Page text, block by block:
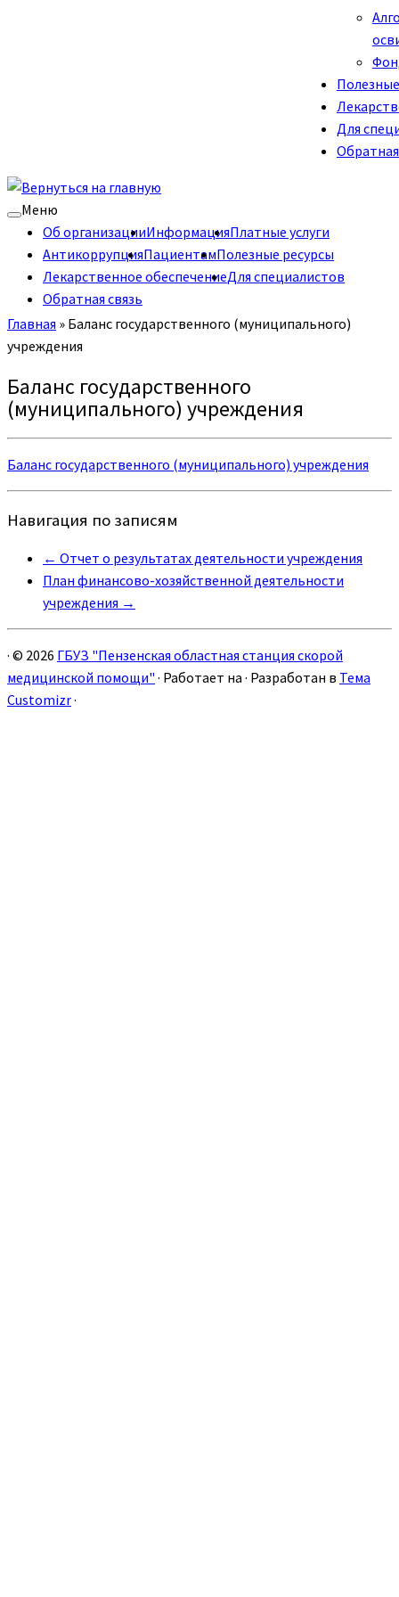
Для
Меню
Об организацииИнформацияПлатные услуги
АнтикоррупцияПациентамПолезные ресурсы
Лекарственное обеспечениеДля специалистов
Обратная связь
Главная » Баланс государственного (муниципального)
учреждения
Баланс государственного
(муниципального) учреждения
Баланс государственного (муниципального) учреждения
Навигация по записям
← Отчет о результатах деятельности учреждения
План финансово-хозяйственной деятельности
учреждения →
· © 2026 ГБУЗ "Пензенская областная станция скорой
медицинской помощи" · Работает на · Разработан в Тема
Customizr·